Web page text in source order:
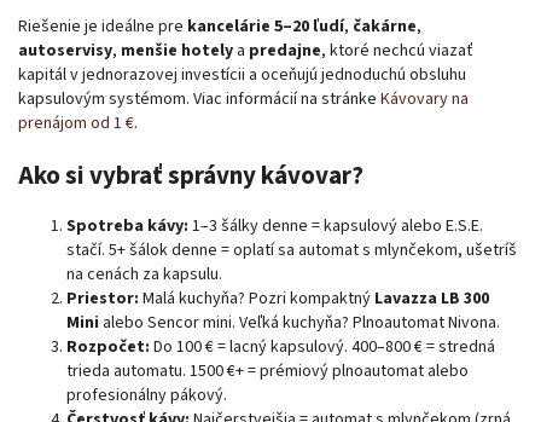
Riešenie je ideálne pre kancelárie 5–20 ľudí, čakárne,
autoservisy, menšie hotely a predajne, ktoré nechcú viazať
kapitál v jednorazovej investícii a oceňujú jednoduchú obsluhu
kapsulovým systémom. Viac informácií na stránke Kávovary na
prenájom od 1 €.
Ako si vybrať správny kávovar?
Spotreba kávy: 1–3 šálky denne = kapsulový alebo E.S.E.
stačí. 5+ šálok denne = oplatí sa automat s mlynčekom, ušetríš
na cenách za kapsulu.
Priestor: Malá kuchyňa? Pozri kompaktný Lavazza LB 300
Mini alebo Sencor mini. Veľká kuchyňa? Plnoautomat Nivona.
Rozpočet: Do 100 € = lacný kapsulový. 400–800 € = stredná
trieda automatu. 1500 €+ = prémiový plnoautomat alebo
profesionálny pákový.